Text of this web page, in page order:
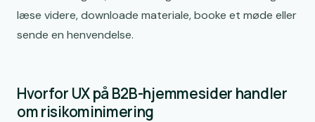
Micro-UX: Knapper, formularer og små beslutninger
Hastighed og mobil: Driftssikkerhed du kan mærke
Måling: Sådan ser du om UX faktisk øger tillid
En tryg proces bag hjemmesiden giver også bedre UX
læse videre, downloade materiale, booke et møde eller
sende en henvendelse.
Hvorfor UX på B2B-hjemmesider handler
om risikominimering